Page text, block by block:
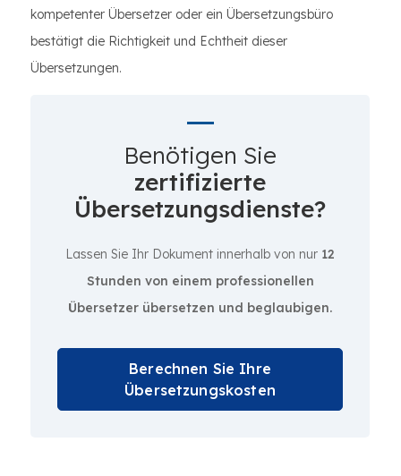
kompetenter Übersetzer oder ein Übersetzungsbüro
bestätigt die Richtigkeit und Echtheit dieser
Übersetzungen.
Benötigen Sie
zertifizierte
Übersetzungsdienste?
Lassen Sie Ihr Dokument innerhalb von nur 12
Stunden von einem professionellen
Übersetzer übersetzen und beglaubigen.
Berechnen Sie Ihre
Übersetzungskosten